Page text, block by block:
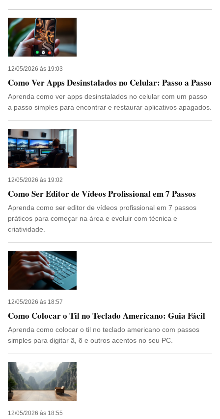
12/05/2026 às 19:03
Como Ver Apps Desinstalados no Celular: Passo a Passo
Aprenda como ver apps desinstalados no celular com um passo
a passo simples para encontrar e restaurar aplicativos apagados.
12/05/2026 às 19:02
Como Ser Editor de Vídeos Profissional em 7 Passos
Aprenda como ser editor de vídeos profissional em 7 passos
práticos para começar na área e evoluir com técnica e
criatividade.
12/05/2026 às 18:57
Como Colocar o Til no Teclado Americano: Guia Fácil
Aprenda como colocar o til no teclado americano com passos
simples para digitar ã, õ e outros acentos no seu PC.
12/05/2026 às 18:55